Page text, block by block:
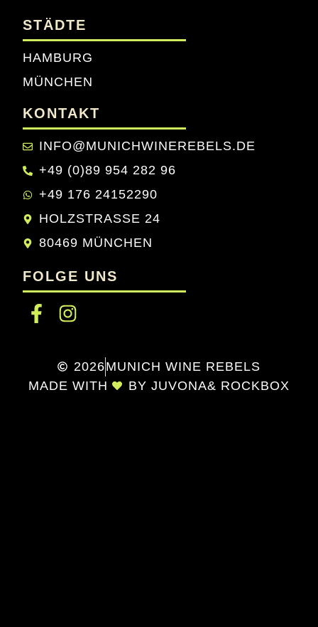
STÄDTE
HAMBURG
MÜNCHEN
KONTAKT
INFO@MUNICHWINEREBELS.DE
+49 (0)89 954 282 96
+49 176 24152290
HOLZSTRASSE 24
80469 MÜNCHEN
FOLGE UNS
2026MUNICH WINE REBELS
MADE WITH
BY JUVONA& ROCKBOX